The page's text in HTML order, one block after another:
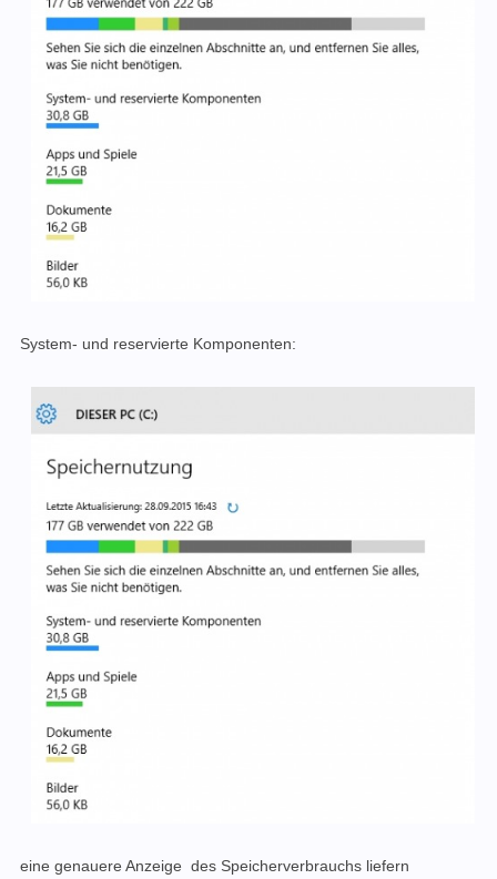
System- und reservierte Komponenten:
eine genauere Anzeige des Speicherverbrauchs liefern